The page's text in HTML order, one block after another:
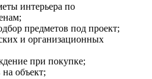
интерьера по
предметов под проект;
и организационных
при покупке;
на объект;